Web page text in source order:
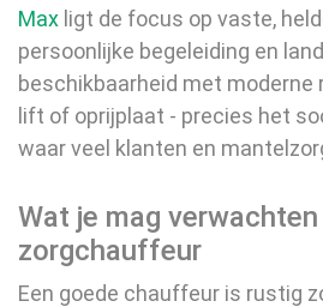
Max ligt de focus op vaste,
persoonlijke begeleiding en
beschikbaarheid met
lift of oprijplaat - precies het
waar veel klanten en
Wat je mag
zorgchauffeur
Een goede chauffeur is rustig